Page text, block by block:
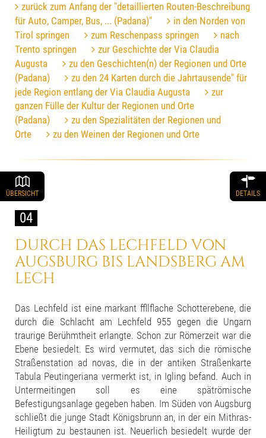
zurück zum Anfang der "detaillierten Routen-Beschreibung
für Auto, Camper, Bus, ... (Padana)"
in den Norden von
Tirol springen
zum Reschenpass springen
nach
Trento springen
zur Geschichte der Via Claudia
Augusta
zu den Geschichten(n) der Regionen und Orte
(Padana)
zu den 24 Karten durch die Jahrtausende" für
jede Region entlang der Via Claudia Augusta
zur
ganzen Fülle der Kultur der Regionen und Orte
(Padana)
zu den Spezialitäten der Regionen und
Orte
zu den Weinen der Regionen und Orte
ÜBERSICHT DETAILS
DURCH DAS LECHFELD VON
AUGSBURG BIS LANDSBERG AM
LECH
04
Das Lechfeld ist eine markant ffllflache Schotterebene, die
durch die Schlacht am Lechfeld 955 gegen die Ungarn
traurige Berühmtheit erlangte. Schon zur Römerzeit war die
Ebene besiedelt. Es wird vermutet, das sich die römische
Straßenstation ad novas, die in der antiken Straßenkarte
Tabula Peutingeriana vermerkt ist, in Igling befand. Auch in
Untermeitingen soll es eine spätrömische
Befestigungsanlage gegeben haben. Im Süden von Augsburg
schließt die junge Stadt Königsbrunn an, in der ein Mithras-
Heiligtum zu bestaunen ist. Neuerlich besiedelt wurde der